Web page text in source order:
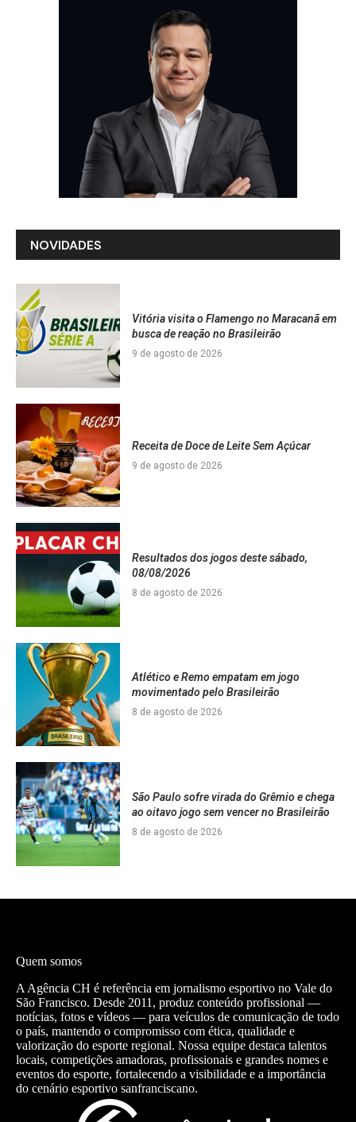
NOVIDADES
Vitória visita o Flamengo no Maracanã em
busca de reação no Brasileirão
9 de agosto de 2026
Receita de Doce de Leite Sem Açúcar
9 de agosto de 2026
Resultados dos jogos deste sábado,
08/08/2026
8 de agosto de 2026
Atlético e Remo empatam em jogo
movimentado pelo Brasileirão
8 de agosto de 2026
São Paulo sofre virada do Grêmio e chega
ao oitavo jogo sem vencer no Brasileirão
8 de agosto de 2026
Quem somos
A Agência CH é referência em jornalismo esportivo no Vale do
São Francisco. Desde 2011, produz conteúdo profissional —
notícias, fotos e vídeos — para veículos de comunicação de todo
o país, mantendo o compromisso com ética, qualidade e
valorização do esporte regional. Nossa equipe destaca talentos
locais, competições amadoras, profissionais e grandes nomes e
eventos do esporte, fortalecendo a visibilidade e a importância
do cenário esportivo sanfranciscano.